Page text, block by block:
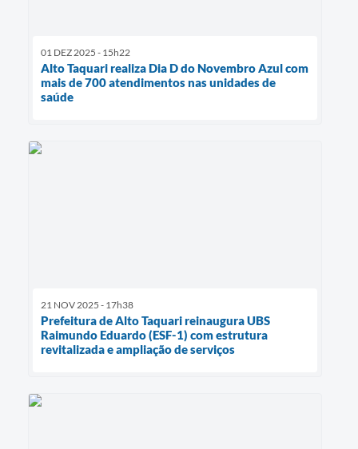
01 DEZ 2025 - 15h22
Alto Taquari realiza Dia D do Novembro Azul com
mais de 700 atendimentos nas unidades de
saúde
21 NOV 2025 - 17h38
Prefeitura de Alto Taquari reinaugura UBS
Raimundo Eduardo (ESF-1) com estrutura
revitalizada e ampliação de serviços